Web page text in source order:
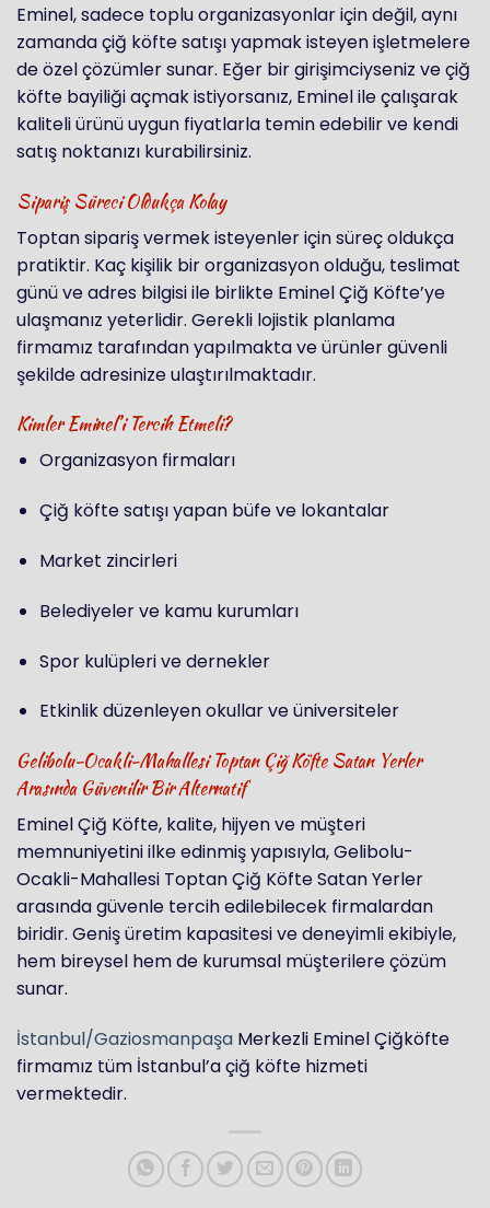
Eminel, sadece toplu organizasyonlar için değil, aynı
zamanda çiğ köfte satışı yapmak isteyen işletmelere
de özel çözümler sunar. Eğer bir girişimciyseniz ve çiğ
köfte bayiliği açmak istiyorsanız, Eminel ile çalışarak
kaliteli ürünü uygun fiyatlarla temin edebilir ve kendi
satış noktanızı kurabilirsiniz.
Sipariş Süreci Oldukça Kolay
Toptan sipariş vermek isteyenler için süreç oldukça
pratiktir. Kaç kişilik bir organizasyon olduğu, teslimat
günü ve adres bilgisi ile birlikte Eminel Çiğ Köfte’ye
ulaşmanız yeterlidir. Gerekli lojistik planlama
firmamız tarafından yapılmakta ve ürünler güvenli
şekilde adresinize ulaştırılmaktadır.
Kimler Eminel’i Tercih Etmeli?
Organizasyon firmaları
Çiğ köfte satışı yapan büfe ve lokantalar
Market zincirleri
Belediyeler ve kamu kurumları
Spor kulüpleri ve dernekler
Etkinlik düzenleyen okullar ve üniversiteler
Gelibolu-Ocakli-Mahallesi Toptan Çiğ Köfte Satan Yerler
Arasında Güvenilir Bir Alternatif
Eminel Çiğ Köfte, kalite, hijyen ve müşteri
memnuniyetini ilke edinmiş yapısıyla, Gelibolu-
Ocakli-Mahallesi Toptan Çiğ Köfte Satan Yerler
arasında güvenle tercih edilebilecek firmalardan
biridir. Geniş üretim kapasitesi ve deneyimli ekibiyle,
hem bireysel hem de kurumsal müşterilere çözüm
sunar.
İstanbul/Gaziosmanpaşa Merkezli Eminel Çiğköfte
firmamız tüm İstanbul’a çiğ köfte hizmeti
vermektedir.